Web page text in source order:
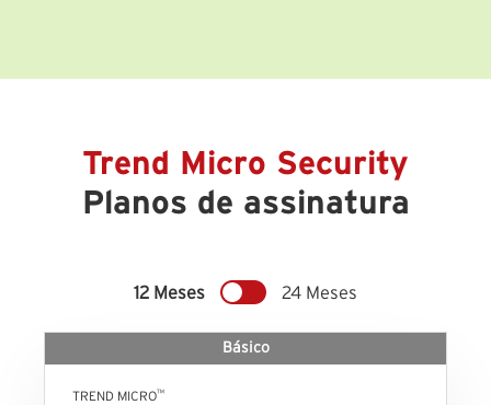
Trend Micro Security
Planos de assinatura
12 Meses 24 Meses
Básico
TREND MICRO™